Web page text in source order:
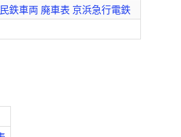
鉄車両 廃車表 京浜急行電鉄